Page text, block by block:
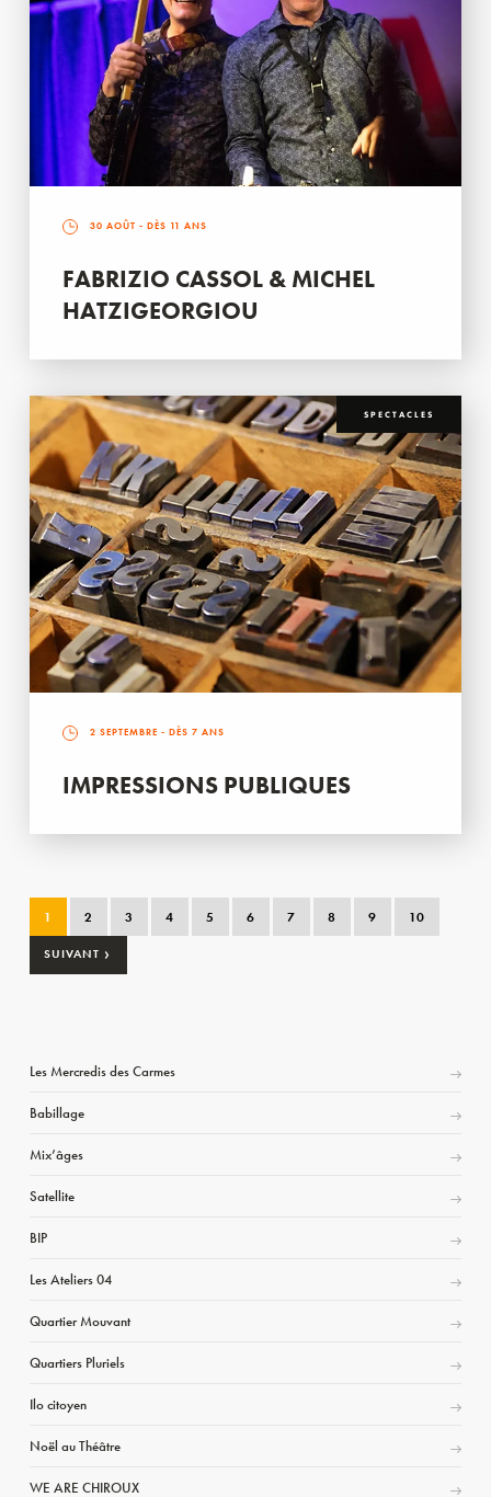
30 AOÛT - DÈS 11 ANS
FABRIZIO CASSOL & MICHEL
HATZIGEORGIOU
SPECTACLES
2 SEPTEMBRE - DÈS 7 ANS
IMPRESSIONS PUBLIQUES
1 2 3 4 5 6 7 8 9 10
SUIVANT ›
Les Mercredis des Carmes
Babillage
Mix’âges
Satellite
BIP
Les Ateliers 04
Quartier Mouvant
Quartiers Pluriels
Ilo citoyen
Noël au Théâtre
WE ARE CHIROUX